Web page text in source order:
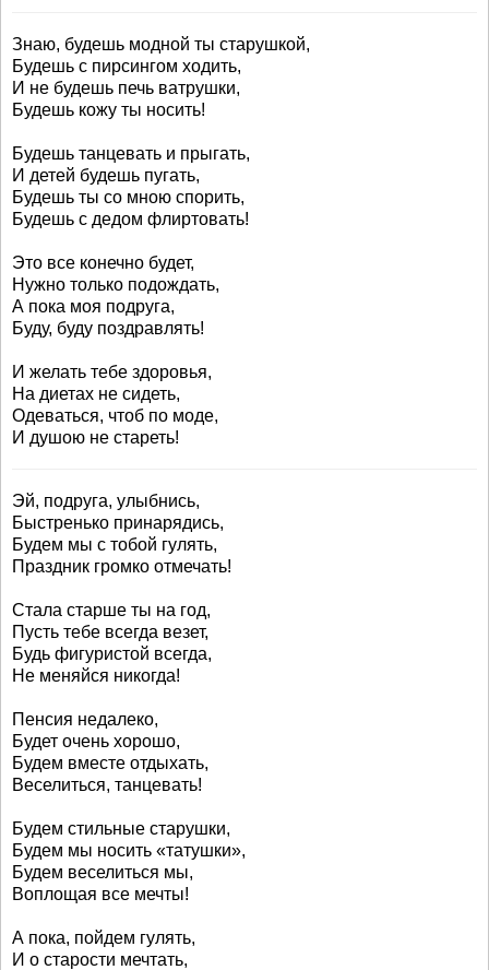
Знаю, будешь модной ты старушкой,
Будешь с пирсингом ходить,
И не будешь печь ватрушки,
Будешь кожу ты носить!
Будешь танцевать и прыгать,
И детей будешь пугать,
Будешь ты со мною спорить,
Будешь с дедом флиртовать!
Это все конечно будет,
Нужно только подождать,
А пока моя подруга,
Буду, буду поздравлять!
И желать тебе здоровья,
На диетах не сидеть,
Одеваться, чтоб по моде,
И душою не стареть!
Эй, подруга, улыбнись,
Быстренько принарядись,
Будем мы с тобой гулять,
Праздник громко отмечать!
Стала старше ты на год,
Пусть тебе всегда везет,
Будь фигуристой всегда,
Не меняйся никогда!
Пенсия недалеко,
Будет очень хорошо,
Будем вместе отдыхать,
Веселиться, танцевать!
Будем стильные старушки,
Будем мы носить «татушки»,
Будем веселиться мы,
Воплощая все мечты!
А пока, пойдем гулять,
И о старости мечтать,